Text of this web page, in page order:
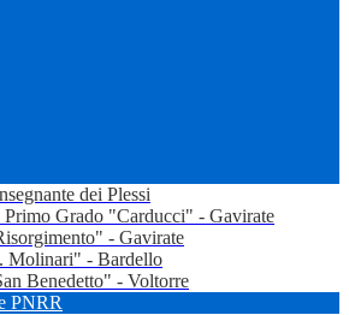
dei Plessi
Primo Grado "Carducci" - Gavirate
- Gavirate
Molinari" - Bardello
Benedetto" - Voltorre
PNRR